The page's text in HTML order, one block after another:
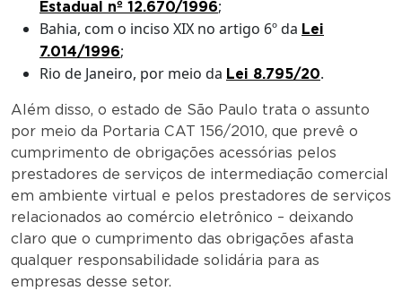
Estadual nº 12.670/1996;
Bahia, com o inciso XIX no artigo 6º da Lei
7.014/1996;
Rio de Janeiro, por meio da Lei 8.795/20.
Além disso, o estado de São Paulo trata o assunto
por meio da Portaria CAT 156/2010, que prevê o
cumprimento de obrigações acessórias pelos
prestadores de serviços de intermediação comercial
em ambiente virtual e pelos prestadores de serviços
relacionados ao comércio eletrônico – deixando
claro que o cumprimento das obrigações afasta
qualquer responsabilidade solidária para as
empresas desse setor.